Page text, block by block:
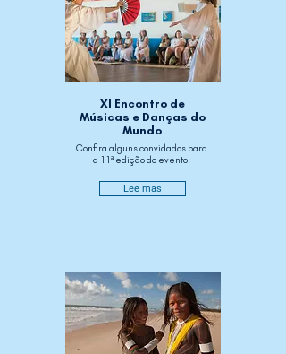
XI Encontro de
Músicas e Danças do
Mundo
Confira alguns convidados para
a 11ª edição do evento:
Lee mas